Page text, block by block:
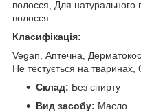
волосся, Для
волосся
Класифікація:
Vegan, Аптечна,
Не тестується на
Склад: Без спирту
Вид засобу: Масло